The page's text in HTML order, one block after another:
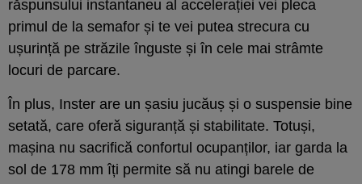
răspunsului instantaneu al accelerației vei pleca
primul de la semafor și te vei putea strecura cu
ușurință pe străzile înguste și în cele mai strâmte
locuri de parcare.
În plus, Inster are un șasiu jucăuș și o suspensie bine
setată, care oferă siguranță și stabilitate. Totuși,
mașina nu sacrifică confortul ocupanților, iar garda la
sol de 178 mm îți permite să nu atingi barele de